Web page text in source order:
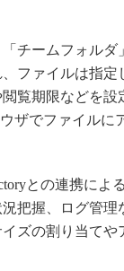
チームフォルダ
ファイルは指定
覧期限などを
ザでファイル
との連携によ
把握、ログ管
ズの割り当て